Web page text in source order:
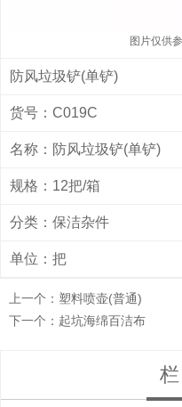
图片仅供
防风垃圾铲(单铲)
货号：C019C
名称：防风垃圾铲(单铲)
规格：12把/箱
分类： 保洁杂件
单位：把
上一个： 塑料喷壶(普通)
下一个： 起坑海绵百洁布